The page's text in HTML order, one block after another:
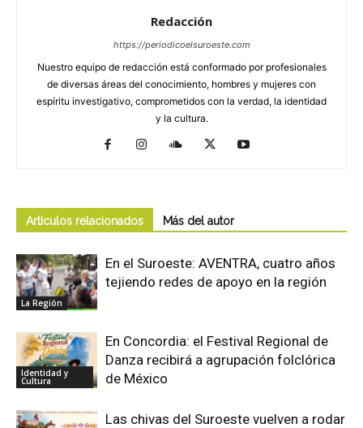
Redacción
https://periodicoelsuroeste.com
Nuestro equipo de redacción está conformado por profesionales
de diversas áreas del conocimiento, hombres y mujeres con
espíritu investigativo, comprometidos con la verdad, la identidad
y la cultura.
Artículos relacionados Más del autor
La Región
En el Suroeste: AVENTRA, cuatro años
tejiendo redes de apoyo en la región
Identidad y
Cultura
En Concordia: el Festival Regional de
Danza recibirá a agrupación folclórica
de México
Las chivas del Suroeste vuelven a rodar